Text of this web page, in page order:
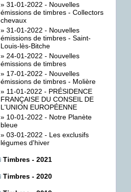
» 31-01-2022 - Nouvelles
émissions de timbres - Collectors
chevaux
» 31-01-2022 - Nouvelles
émissions de timbres - Saint-
Louis-lès-Bitche
» 24-01-2022 - Nouvelles
émissions de timbres
» 17-01-2022 - Nouvelles
émissions de timbres - Molière
» 11-01-2022 - PRÉSIDENCE
FRANÇAISE DU CONSEIL DE
L'UNION EUROPÉENNE
» 10-01-2022 - Notre Planète
bleue
» 03-01-2022 - Les exclusifs
légumes d'hiver
Timbres - 2021
Timbres - 2020